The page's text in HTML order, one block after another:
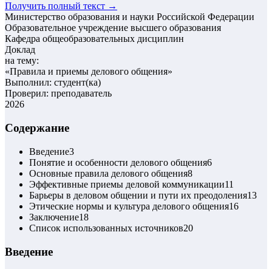
Получить полный текст →
Министерство образования и науки Российской Федерации
Образовательное учреждение высшего образования
Кафедра общеобразовательных дисциплин
Доклад
на тему:
«Правила и приемы делового общения»
Выполнил: студент(ка)
Проверил: преподаватель
2026
Содержание
Введение3
Понятие и особенности делового общения6
Основные правила делового общения8
Эффективные приемы деловой коммуникации11
Барьеры в деловом общении и пути их преодоления13
Этические нормы и культура делового общения16
Заключение18
Список использованных источников20
Введение